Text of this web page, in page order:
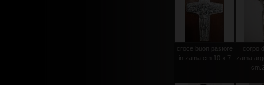
croce buon pastore
in zama cm.10 x 7
corpo
zama